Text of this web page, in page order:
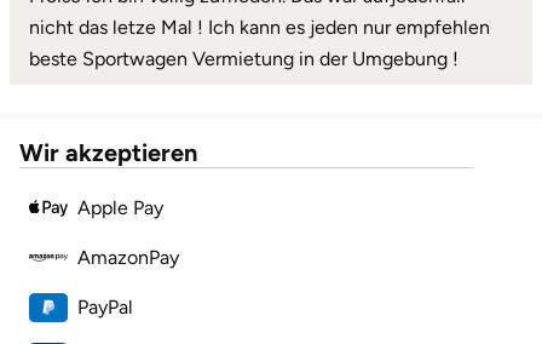
nicht das letze Mal ! Ich kann es jeden nur empfehlen
beste Sportwagen Vermietung in der Umgebung !
Wir akzeptieren
Apple Pay
AmazonPay
PayPal
Löbau
Magdeburg